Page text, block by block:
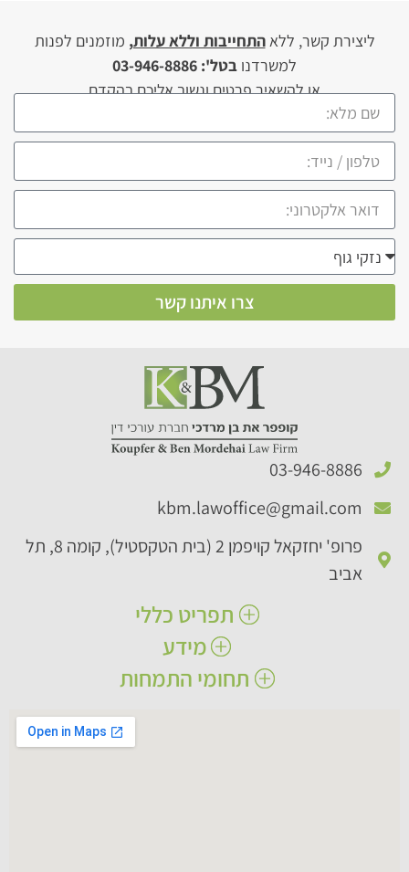
ליצירת קשר, ללאהתחייבות וללא עלות, מוזמנים לפנות
למשרדנו בטל': 03-946-8886
או להשאיר פרטים ונשוב אליכם בהקדם
צרו איתנו קשר
03-946-8886​
kbm.lawoffice@gmail.com​
פרופ' יחזקאל קויפמן 2 (בית הטקסטיל), קומה 8, תל
אביב
תפריט כללי
ראשי
תחומי עיסוק
מידע
הצהרת נגישות
תחומי התמחות